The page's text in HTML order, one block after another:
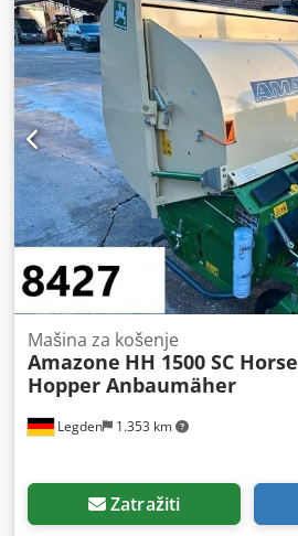
Legden 1.353 km
Mašina za košenje
Amazone HH 1500 SC Horse
Hopper Anbaumäher
Zatražiti